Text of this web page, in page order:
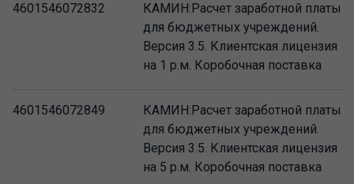
4601546072832
КАМИН:Расчет заработной платы
для бюджетных учреждений.
Версия 3.5. Клиентская лицензия
на 1 р.м. Коробочная поставка
4601546072849
КАМИН:Расчет заработной платы
для бюджетных учреждений.
Версия 3.5. Клиентская лицензия
на 5 р.м. Коробочная поставка